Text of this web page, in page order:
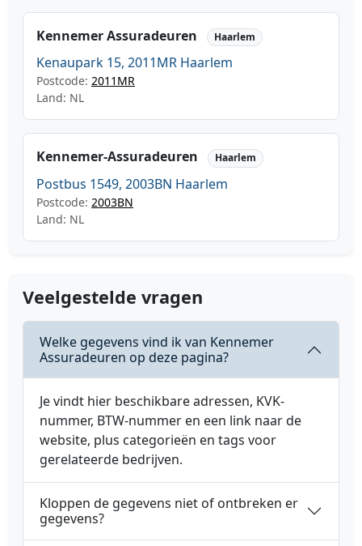
Kennemer Assuradeuren Haarlem
Kenaupark 15, 2011MR Haarlem
Postcode: 2011MR
Land: NL
Kennemer-Assuradeuren Haarlem
Postbus 1549, 2003BN Haarlem
Postcode: 2003BN
Land: NL
Veelgestelde vragen
Welke gegevens vind ik van Kennemer
Assuradeuren op deze pagina?
Je vindt hier beschikbare adressen, KVK-
nummer, BTW-nummer en een link naar de
website, plus categorieën en tags voor
gerelateerde bedrijven.
Kloppen de gegevens niet of ontbreken er
gegevens?